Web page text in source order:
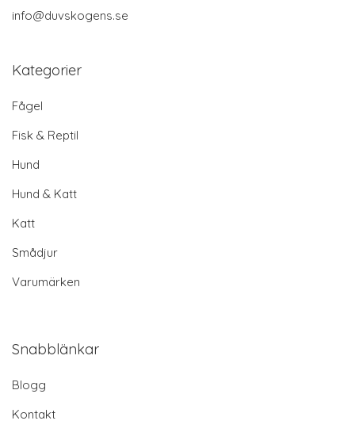
info@duvskogens.se
Kategorier
Fågel
Fisk & Reptil
Hund
Hund & Katt
Katt
Smådjur
Varumärken
Snabblänkar
Blogg
Kontakt